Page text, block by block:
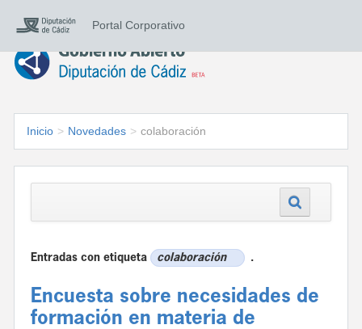
Portal Corporativo
Inicio > Novedades > colaboración
Entradas con etiqueta colaboración .
Encuesta sobre necesidades de
formación en materia de